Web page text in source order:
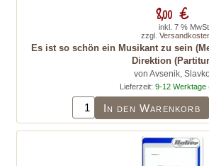
Es ist so schön ein Musikant zu sein
Direktion
von Avsenik,
Lieferzeit: 9-12 Werktage
In den Warenkorb
8,00 €
inkl. 7 % MwSt.
zzgl.